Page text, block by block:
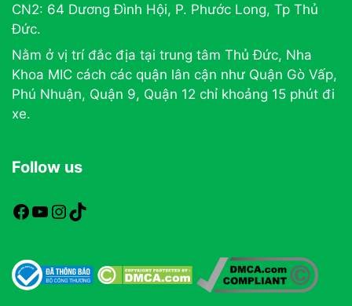
CN2: 64 Dương Đình Hội, P. Phước Long, Tp Thủ
Đức.
Nằm ở vị trí đắc địa tại trung tâm Thủ Đức, Nha
Khoa MIC cách các quận lân cận như Quận Gò Vấp,
Phú Nhuận, Quận 9, Quận 12 chỉ khoảng 15 phút đi
xe.
Follow us
https://www.facebook.com/nhakhoamic
https://www.youtube.com
https://www.instagram.com